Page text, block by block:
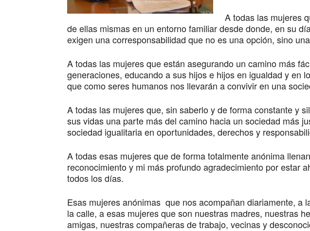
A todas las mujeres
de ellas mismas en un entorno familiar desde donde, en su
exigen una corresponsabilidad que no es una opción, sino
A todas las mujeres que están asegurando un camino más
generaciones, educando a sus hijos e hijos en igualdad y en
que como seres humanos nos llevarán a convivir en una
A todas las mujeres que, sin saberlo y de forma constante y
sus vidas una parte más del camino hacia un sociedad más
sociedad igualitaria en oportunidades, derechos y
A todas esas mujeres que de forma totalmente anónima
reconocimiento y mi más profundo agradecimiento por estar
todos los días.
Esas mujeres anónimas que nos acompañan diariamente, a
la calle, a esas mujeres que son nuestras madres, nuestras
amigas, nuestras compañeras de trabajo, vecinas y